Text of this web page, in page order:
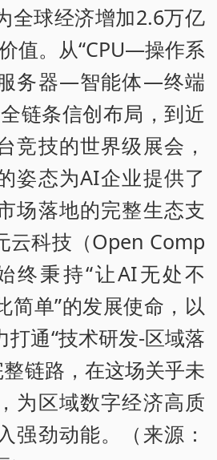
全球经济增加2.6万亿
值。从“CPU—操作系
务器—智能体—终端
链条信创布局，到近
竞技的世界级展会，
姿态为AI企业提供了
场落地的完整生态支
云科技（Open Comp
终秉持“让AI无处不
简单”的发展使命，以
通“技术研发-区域落
链路，在这场关乎未
为区域数字经济高质
强劲动能。（来源：